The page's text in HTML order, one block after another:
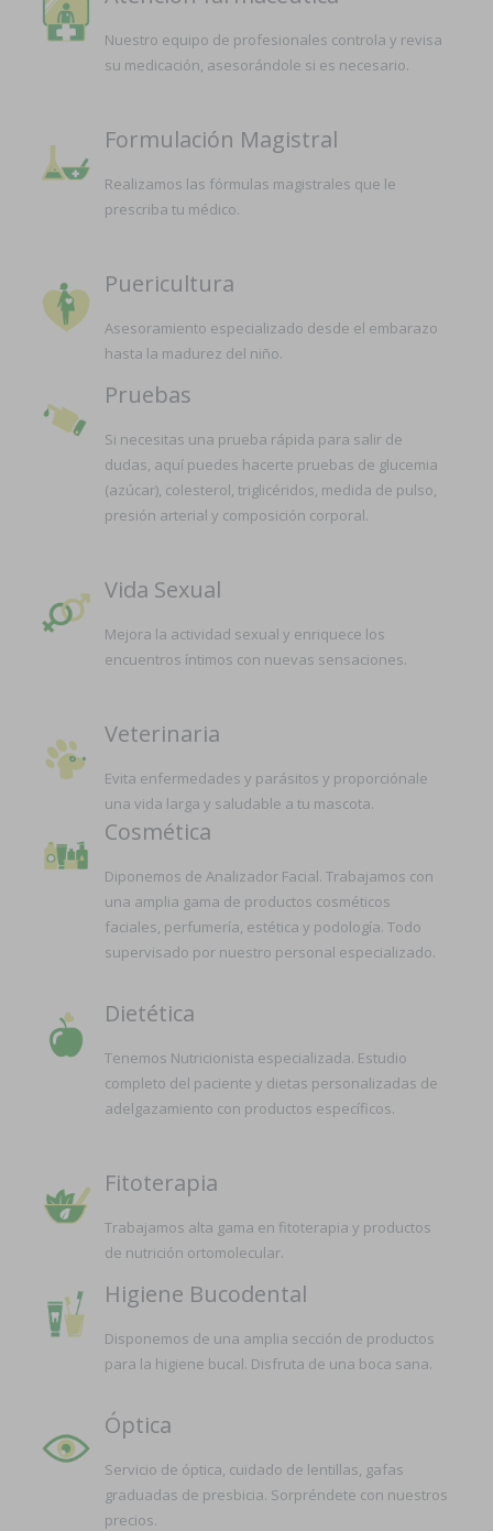
Nuestro equipo de profesionales controla y revisa
su medicación, asesorándole si es necesario.
Formulación Magistral
Realizamos las fórmulas magistrales que le
prescriba tu médico.
Puericultura
Asesoramiento especializado desde el embarazo
hasta la madurez del niño.
Pruebas
Si necesitas una prueba rápida para salir de
dudas, aquí puedes hacerte pruebas de glucemia
(azúcar), colesterol, triglicéridos, medida de pulso,
presión arterial y composición corporal.
Vida Sexual
Mejora la actividad sexual y enriquece los
encuentros íntimos con nuevas sensaciones.
Veterinaria
Evita enfermedades y parásitos y proporciónale
una vida larga y saludable a tu mascota.
Cosmética
Diponemos de Analizador Facial. Trabajamos con
una amplia gama de productos cosméticos
faciales, perfumería, estética y podología. Todo
supervisado por nuestro personal especializado.
Dietética
Tenemos Nutricionista especializada. Estudio
completo del paciente y dietas personalizadas de
adelgazamiento con productos específicos.
Fitoterapia
Trabajamos alta gama en fitoterapia y productos
de nutrición ortomolecular.
Higiene Bucodental
Disponemos de una amplia sección de productos
para la higiene bucal. Disfruta de una boca sana.
Óptica
Servicio de óptica, cuidado de lentillas, gafas
graduadas de presbicia. Sorpréndete con nuestros
precios.